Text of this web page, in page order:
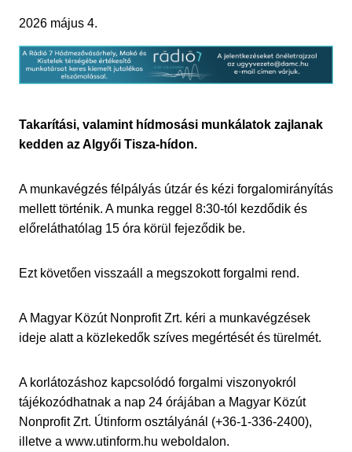
2026 május 4.
Takarítási, valamint hídmosási munkálatok zajlanak
kedden az Algyői Tisza-hídon.
A munkavégzés félpályás útzár és kézi forgalomirányítás
mellett történik. A munka reggel 8:30-tól kezdődik és
előreláthatólag 15 óra körül fejeződik be.
Ezt követően visszaáll a megszokott forgalmi rend.
A Magyar Közút Nonprofit Zrt. kéri a munkavégzések
ideje alatt a közlekedők szíves megértését és türelmét.
A korlátozáshoz kapcsolódó forgalmi viszonyokról
tájékozódhatnak a nap 24 órájában a Magyar Közút
Nonprofit Zrt. Útinform osztályánál (+36-1-336-2400),
illetve a www.utinform.hu weboldalon.